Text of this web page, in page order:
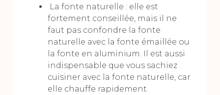
La fonte naturelle : elle est
fortement conseillée, mais il ne
faut pas confondre la fonte
naturelle avec la fonte émaillée ou
la fonte en aluminium. Il est aussi
indispensable que vous sachiez
cuisiner avec la fonte naturelle, car
elle chauffe rapidement.